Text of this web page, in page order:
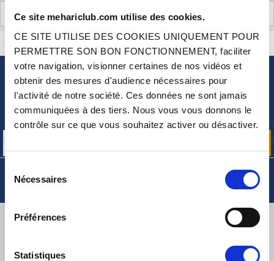
Ce site mehariclub.com utilise des cookies.
CE SITE UTILISE DES COOKIES UNIQUEMENT POUR
PERMETTRE SON BON FONCTIONNEMENT, faciliter
votre navigation, visionner certaines de nos vidéos et
obtenir des mesures d'audience nécessaires pour
l'activité de notre société. Ces données ne sont jamais
communiquées à des tiers. Nous vous vous donnons le
contrôle sur ce que vous souhaitez activer ou désactiver.
Nécessaires
Préférences
Statistiques
AVIS CLIENTS (8)
CONTACTEZ-NOUS
NEWSLETTER
nos offres promos et actualités produits